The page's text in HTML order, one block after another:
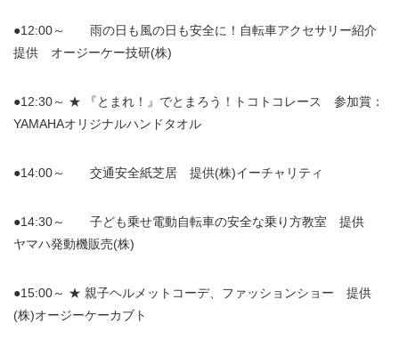
●12:00～ 雨の日も風の日も安全に！自転車アクセサリー紹介
提供 オージーケー技研(株)
●12:30～ ★ 『とまれ！』でとまろう！トコトコレース 参加賞：
YAMAHAオリジナルハンドタオル
●14:00～ 交通安全紙芝居 提供(株)イーチャリティ
●14:30～ 子ども乗せ電動自転車の安全な乗り方教室 提供
ヤマハ発動機販売(株)
●15:00～ ★ 親子ヘルメットコーデ、ファッションショー 提供
(株)オージーケーカブト